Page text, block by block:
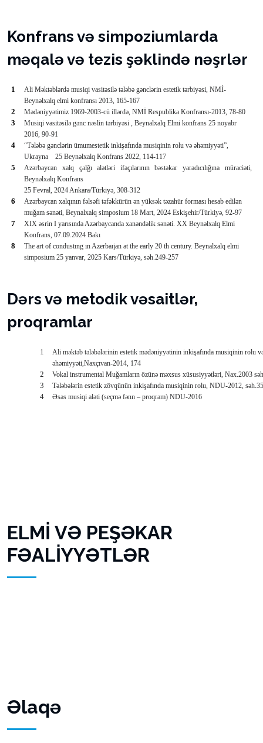
Konfrans və simpoziumlarda
məqalə və tezis şəklində nəşrlər
1
Ali Məktəblərdə musiqi vasitəsilə tələbə gənclərin estetik tərbiyəsi, NMİ-
Beynəlxalq elmi konfransı 2013, 165-167
2 Mədəniyyətimiz 1969-2003-cü illərdə, NMİ Respublika Konfransı-2013, 78-80
3
Musiqi vasitəsilə gənc nəslin tərbiyəsi , Beynalxalq Elmi konfrans 25 noyabr
2016, 90-91
4
“Tələbə gənclərin ümumestetik inkişafında musiqinin rolu və əhəmiyyəti”,
Ukrayna
25 Beynəlxalq Konfrans 2022, 114-117
5
Azərbaycan xalq çalğı alətləri ifaçılarının bəstəkar yaradıcılığına müraciəti,
Beynəlxalq Konfrans
25 Fevral, 2024 Ankara/Türkiyə, 308-312
6
Azərbaycan xalqının fəlsəfi təfəkkürün ən yüksək təzahür forması hesab edilən
muğam sənəti, Beynalxalq simposium 18 Mart, 2024 Eskişehir/Türkiyə, 92-97
7
XIX əsrin I yarısında Azərbaycanda xanəndəlik sənəti. XX Beynəlxalq Elmi
Konfrans, 07.09.2024 Bakı
8
The art of condustıng ın Azerbaıjan at the early 20 th century. Beynalxalq elmi
simposium 25 yanvar, 2025 Kars/Türkiyə, səh.249-257
Dərs və metodik vəsaitlər,
proqramlar
1
Ali məktəb tələbələrinin estetik mədəniyyətinin inkişafında musiqinin rolu
əhəmiyyəti,Naxçıvan-2014, 174
2 Vokal instrumental Muğamların özünə məxsus xüsusiyyətləri, Nax.2003
3 Tələbələrin estetik zövqünün inkişafında musiqinin rolu, NDU-2012,
4 Əsas musiqi aləti (seçmə fənn – proqram) NDU-2016
ELMİ VƏ PEŞƏKAR
FƏALİYYƏTLƏR
Əlaqə